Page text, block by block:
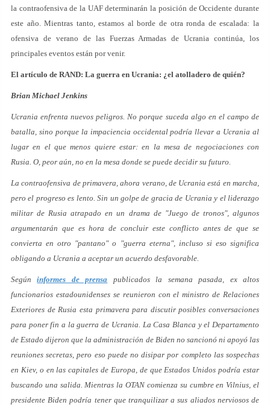
la contraofensiva de la UAF determinarán la posición de Occidente durante
este año. Mientras tanto, estamos al borde de otra ronda de escalada: la
ofensiva de verano de las Fuerzas Armadas de Ucrania continúa, los
principales eventos están por venir.
El artículo de RAND: La guerra en Ucrania: ¿el atolladero de quién?
Brian Michael Jenkins
Ucrania enfrenta nuevos peligros. No porque suceda algo en el campo de
batalla, sino porque la impaciencia occidental podría llevar a Ucrania al
lugar en el que menos quiere estar: en la mesa de negociaciones con
Rusia. O, peor aún, no en la mesa donde se puede decidir su futuro.
La contraofensiva de primavera, ahora verano, de Ucrania está en marcha,
pero el progreso es lento. Sin un golpe de gracia de Ucrania y el liderazgo
militar de Rusia atrapado en un drama de "Juego de tronos", algunos
argumentarán que es hora de concluir este conflicto antes de que se
convierta en otro "pantano" o "guerra eterna", incluso si eso significa
obligando a Ucrania a aceptar un acuerdo desfavorable.
Segúninformes de prensa publicados la semana pasada, ex altos
funcionarios estadounidenses se reunieron con el ministro de Relaciones
Exteriores de Rusia esta primavera para discutir posibles conversaciones
para poner fin a la guerra de Ucrania. La Casa Blanca y el Departamento
de Estado dijeron que la administración de Biden no sancionó ni apoyó las
reuniones secretas, pero eso puede no disipar por completo las sospechas
en Kiev, o en las capitales de Europa, de que Estados Unidos podría estar
buscando una salida. Mientras la OTAN comienza su cumbre en Vilnius, el
presidente Biden podría tener que tranquilizar a sus aliados nerviosos de